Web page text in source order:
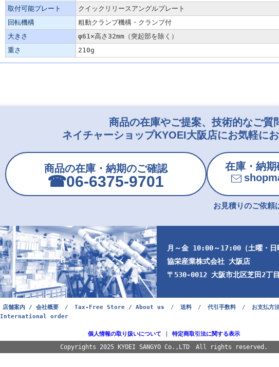
取付可能プレート
クイックリリースアングルプレート
回転機構
粗動クランプ機構・クランプ付
大きさ
φ61×高さ32mm（突起部を除く）
重さ
210g
商品の在庫やご提案、技術的なご質
ネイチャーショップKYOEI大阪店にお気軽に
商品の在庫・納期のご確認
☎︎06-6375-9701
在庫・納
お見積りのご依
月～金 10:00～17:00（土曜・日
協栄産業株式会社 大阪店
〒530-0012 大阪市北区芝田2丁
店舗案内 / 会社概要 / Tax-Free Store / About us / 送料 / 代引手数料 /
お支払方
International order
個人情報の取り扱いについて 特定商取引法に関する表示
Copyrights 2025 KYOEI SANGYO Co.,LTD All rights reserved.